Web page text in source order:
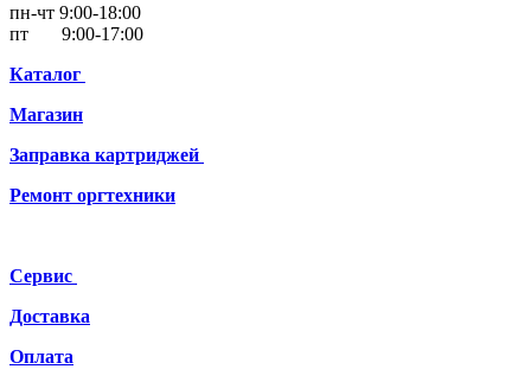
пн-чт 9:00-18:00
пт 9:00-17:00
Каталог
Магазин
Заправка картриджей
Ремонт оргтехники
Сервис
Доставка
Оплата